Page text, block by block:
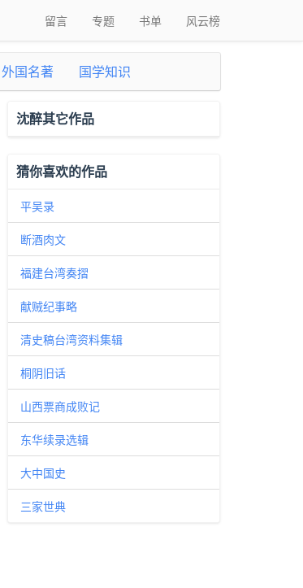
留言 专题 书单 风云榜
外国名著 国学知识
沈醉其它作品
猜你喜欢的作品
平吴录
断酒肉文
福建台湾奏摺
献贼纪事略
清史稿台湾资料集辑
桐阴旧话
山西票商成败记
东华续录选辑
大中国史
三家世典